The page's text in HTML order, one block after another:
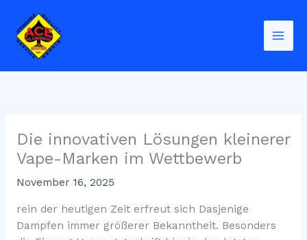
content
Die innovativen Lösungen kleinerer
Vape-Marken im Wettbewerb
November 16, 2025
rein der heutigen Zeit erfreut sich Dasjenige
Dampfen immer größerer Bekanntheit. Besonders